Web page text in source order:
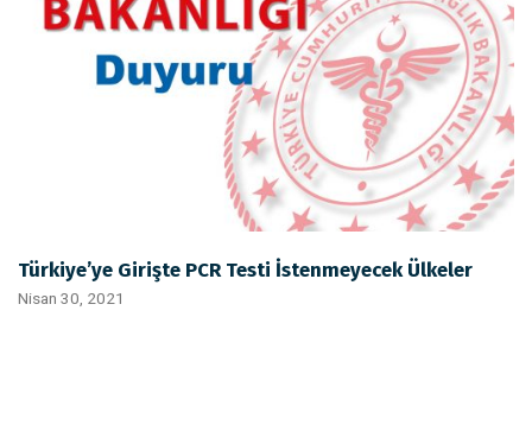
Türkiye’ye Girişte PCR Testi İstenmeyecek Ülkeler
Nisan 30, 2021